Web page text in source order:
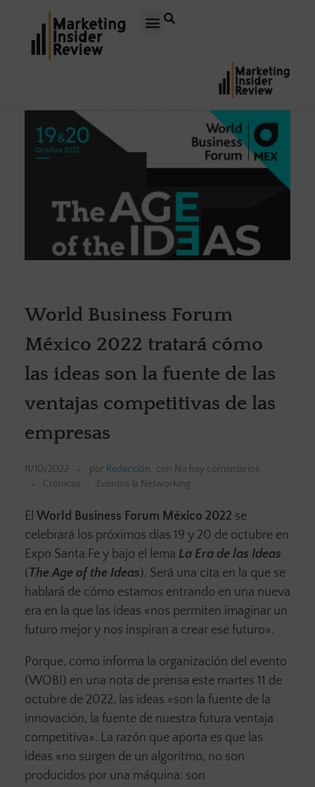
World Business Forum
México 2022 tratará cómo
las ideas son la fuente de las
ventajas competitivas de las
empresas
11/10/2022 por Redacción con No hay comentarios
Crónicas
Eventos & Networking
El World Business Forum México 2022 se
celebrará los próximos días 19 y 20 de octubre en
Expo Santa Fe y bajo el lema La Era de las Ideas
( The Age of the Ideas). Será una cita en la que se
hablará de cómo estamos entrando en una nueva
era en la que las ideas «nos permiten imaginar un
futuro mejor y nos inspiran a crear ese futuro».
Porque, como informa la organización del evento
(WOBI) en una nota de prensa este martes 11 de
octubre de 2022, las ideas «son la fuente de la
innovación, la fuente de nuestra futura ventaja
competitiva». La razón que aporta es que las
ideas «no surgen de un algoritmo, no son
producidos por una máquina: son